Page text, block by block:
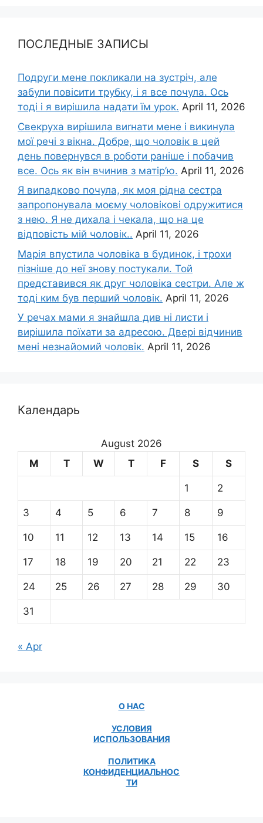
ПОСЛЕДНЫЕ ЗАПИСЫ
Подруги мене покликали на зустріч, але
забули повісити трубку, і я все почула. Ось
тоді і я вирішила надати їм урок. April 11, 2026
Свекруха вирішила виrнати мене і викинула
мої речі з вікна. Добре, що чоловік в цей
день повернувся в роботи раніше і побачив
все. Ось як він вчинив з матір’ю. April 11, 2026
Я випадково почула, як моя рідна сестра
запропонувала моєму чоловікові одружитися
з нею. Я не дихала і чекала, що на це
відповість мій чоловік.. April 11, 2026
Марія впустила чоловіка в будинок, і трохи
пізніше до неї знову постукали. Той
представився як друг чоловіка сестри. Але ж
тоді ким був перший чоловік. April 11, 2026
У речах мами я знайшла див ні листи і
вирішила поїхати за адресою. Двері відчинив
мені незнайомий чоловік. April 11, 2026
Календарь
August 2026
M
T W T F S S
1 2
3 4 5 6 7 8 9
10 11 12 13 14 15 16
17 18 19 20 21 22 23
24 25 26 27 28 29 30
31
« Apr
О НАС
УСЛОВИЯ
ИСПОЛЬЗОВАНИЯ
ПОЛИТИКА
КОНФИДЕНЦИАЛЬНОС
ТИ